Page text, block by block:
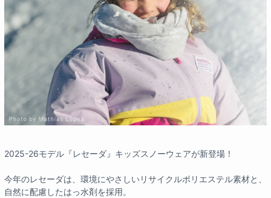
2025-26モデル『レセーダ』キッズスノーウェアが新登場！
今年のレセーダは、環境にやさしいリサイクルポリエステル素材と、
自然に配慮したはっ水剤を採用。